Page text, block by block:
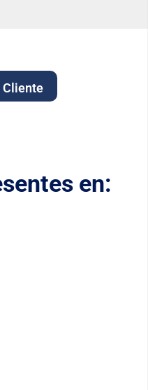
Cliente
en: